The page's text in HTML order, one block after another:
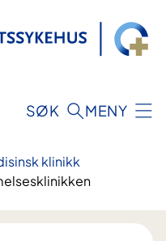
SØK MENY
klinikk